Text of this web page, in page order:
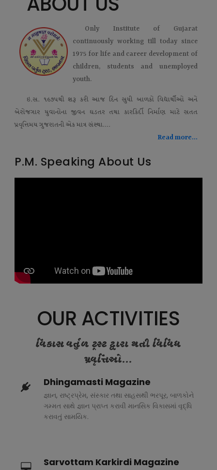
Only Institute of Gujarat
continuously working till today since
1975 for life and career development of
children, students and unemployed
youth.
ઇ.સ. ૧૯૭૫થી શરૂ કરી આજ દિન સુધી બાળકો વિદ્યાર્થીઓ અને
બેરોજગાર યુવાનોના જીવન ઘડતર તથા કારકિર્દી નિર્માણ માટે સતત
પ્રવૃત્તિમય ગુજરાતની એક માત્ર સંસ્થા....
Read more...
P.M. Speaking About Us
OUR ACTIVITIES
વિકાસ વર્તુળ ટ્રસ્ટ દ્વારા થતી વિવિધ
પ્રવૃત્તિઓ...
Dhingamasti Magazine
જ્ઞાન, રાષ્ટ્રપ્રેમ, સંસ્કાર તથા સાહસથી ભરપૂર, બાળકોને
ગમ્મત સાથે જ્ઞાન પ્રાપ્ત કરાવી માનસિક વિકાસમાં વૃદ્ધિ
કરાવતું સામયિક.
Sarvottam Karkirdi Magazine